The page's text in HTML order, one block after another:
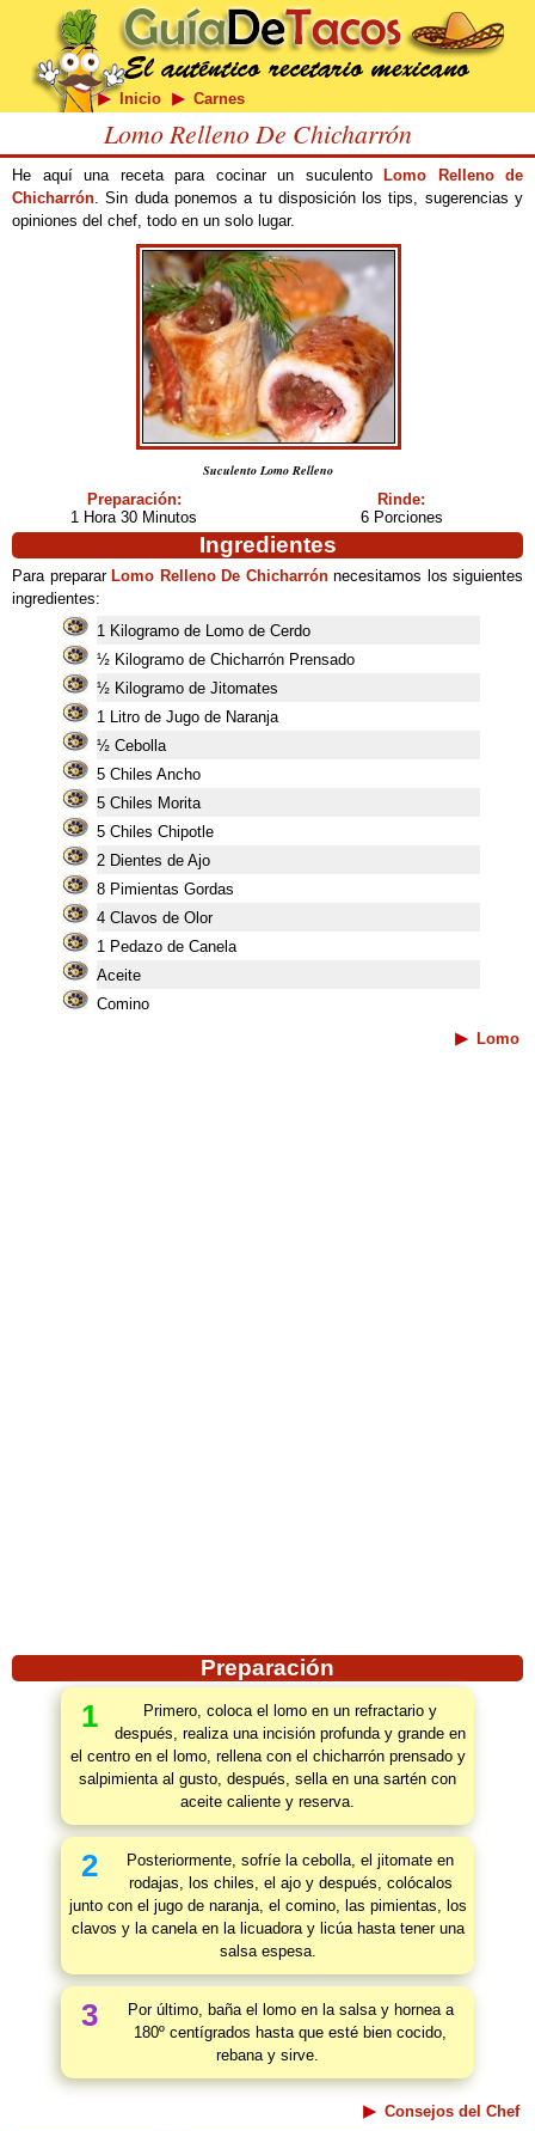
Inicio Carnes
Lomo Relleno De Chicharrón
He aquí una receta para cocinar un suculento
Lomo Relleno de
Chicharrón. Sin duda ponemos a tu disposición los tips, sugerencias y
opiniones del chef, todo en un solo lugar.
Suculento Lomo Relleno
Preparación:
1 Hora 30 Minutos
Rinde:
6 Porciones
Ingredientes
Para preparar Lomo Relleno De Chicharrónnecesitamos los siguientes
ingredientes:
1 Kilogramo de Lomo de Cerdo
½ Kilogramo de Chicharrón Prensado
½ Kilogramo de Jitomates
1 Litro de Jugo de Naranja
½ Cebolla
5 Chiles Ancho
5 Chiles Morita
5 Chiles Chipotle
2 Dientes de Ajo
8 Pimientas Gordas
4 Clavos de Olor
1 Pedazo de Canela
Aceite
Comino
Lomo
Preparación
1
Primero, coloca el lomo en un refractario y
después, realiza una incisión profunda y grande en
el centro en el lomo, rellena con el chicharrón prensado y
salpimienta al gusto, después, sella en una sartén con
aceite caliente y reserva.
2
Posteriormente, sofríe la cebolla, el jitomate en
rodajas, los chiles, el ajo y después, colócalos
junto con el jugo de naranja, el comino, las pimientas, los
clavos y la canela en la licuadora y licúa hasta tener una
salsa espesa.
3
Por último, baña el lomo en la salsa y hornea a
180º centígrados hasta que esté bien cocido,
rebana y sirve.
Consejos del Chef